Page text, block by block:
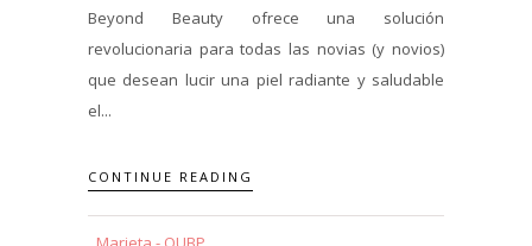
Beyond Beauty ofrece una solución
revolucionaria para todas las novias (y novios)
que desean lucir una piel radiante y saludable
el...
CONTINUE READING